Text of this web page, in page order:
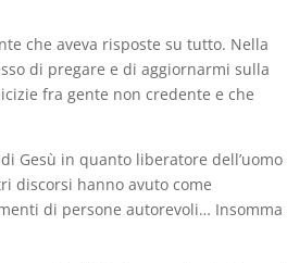
che aveva risposte su tutto. Nella
di pregare e di aggiornarmi sulla
fra gente non credente e che
Gesù in quanto liberatore dell’uomo
discorsi hanno avuto come
di persone autorevoli… Insomma